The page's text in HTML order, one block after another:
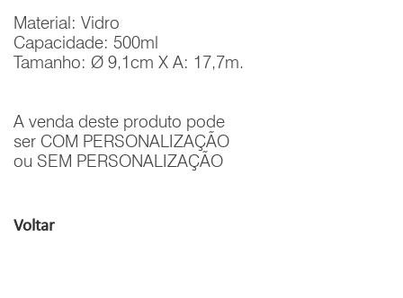
Material: Vidro
Capacidade: 500ml
Tamanho: Ø 9,1cm X A: 17,7m.
A venda deste produto pode
ser COM PERSONALIZAÇÃO
ou SEM PERSONALIZAÇÃO
Voltar